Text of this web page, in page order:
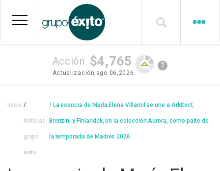
contenido
Acción $4,765
Actualización ago 06,2026
?
Sobrescribir
enlaces
ayuda
a
Inicio
Noticias
grupo
éxito
La esencia de María Elena Villamil se une a Arkitect,
Bronzini y Finlandek, en la colección Aurora, como parte de
la temporada de Madres 2026